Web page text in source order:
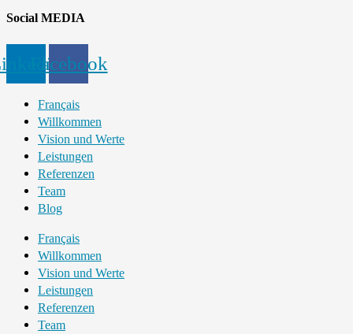
Social MEDIA
Facebook
Français
Willkommen
Vision und Werte
Leistungen
Referenzen
Team
Blog
Français
Willkommen
Vision und Werte
Leistungen
Referenzen
Team